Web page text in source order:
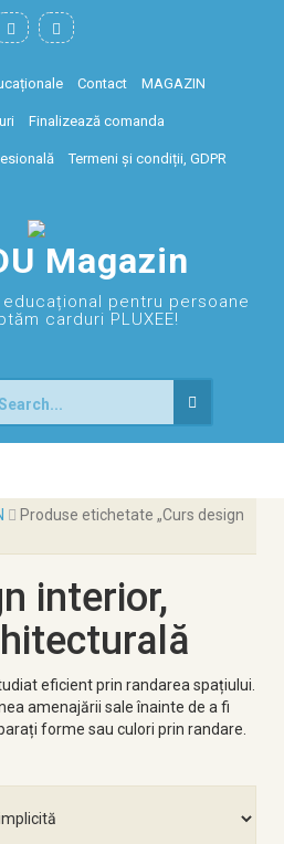
Contact MAGAZIN
Finalizează comanda
Termeni și condiții, GDPR
Magazin
pentru persoane
carduri PLUXEE!
Produse etichetate „Curs design
interior,
eficient prin randarea spațiului.
amenajării sale înainte de a fi
forme sau culori prin randare.